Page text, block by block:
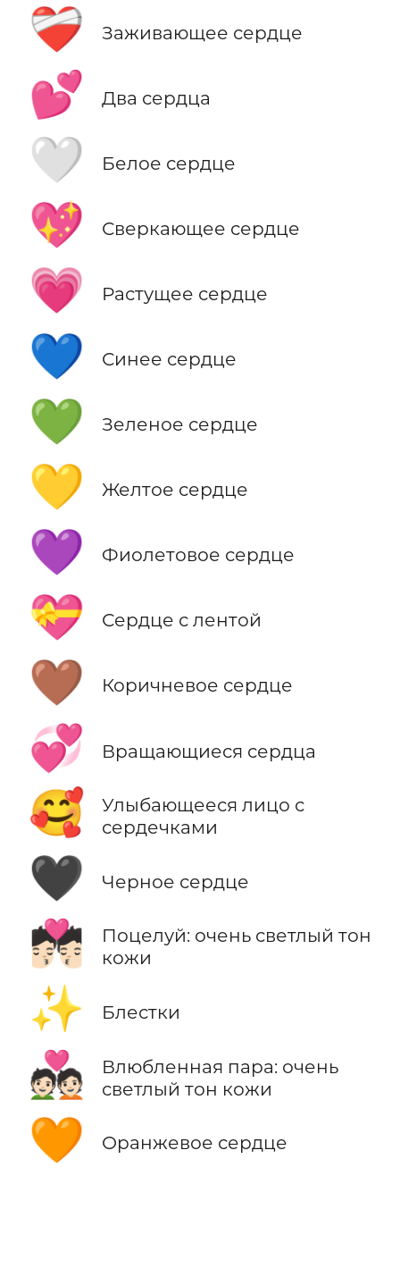
❤️‍🩹 Заживающее сердце
💕 Два сердца
🤍 Белое сердце
💖 Сверкающее сердце
💗 Растущее сердце
💙 Синее сердце
💚 Зеленое сердце
💛 Желтое сердце
💜 Фиолетовое сердце
💝 Сердце с лентой
🤎 Коричневое сердце
💞 Вращающиеся сердца
🥰
Улыбающееся лицо с
сердечками
🖤 Черное сердце
💏🏻
Поцелуй: очень светлый тон
кожи
✨ Блестки
💑🏻
Влюбленная пара: очень
светлый тон кожи
🧡 Оранжевое сердце